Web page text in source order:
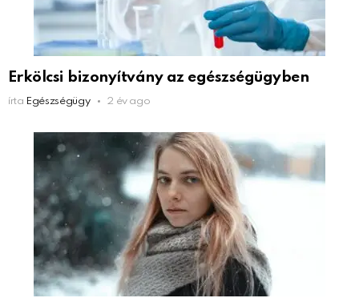
Erkölcsi bizonyítvány az egészségügyben
írta Egészségügy 2 év ago